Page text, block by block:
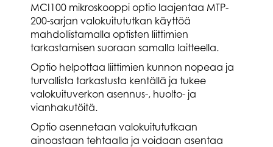
MCI100 mikroskooppi optio laajentaa MTP-
200-sarjan valokuitututkan käyttöä
mahdollistamalla optisten liittimien
tarkastamisen suoraan samalla laitteella.
Optio helpottaa liittimien kunnon nopeaa ja
turvallista tarkastusta kentällä ja tukee
valokuituverkon asennus-, huolto- ja
vianhakutöitä.
Optio asennetaan valokuitututkaan
ainoastaan tehtaalla ja voidaan asentaa